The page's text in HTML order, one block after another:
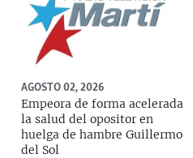
AGOSTO 02, 2026
Empeora de forma acelerada
la salud del opositor en
huelga de hambre Guillermo
del Sol